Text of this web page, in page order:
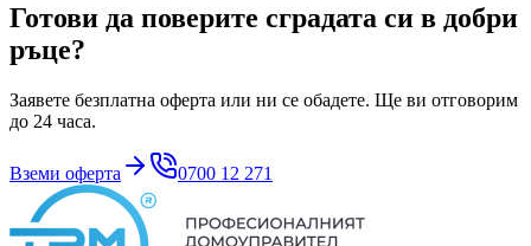
Готови да поверите сградата си в добри
ръце?
Заявете безплатна оферта или ни се обадете. Ще ви отговорим
до 24 часа.
Вземи оферта 0700 12 271